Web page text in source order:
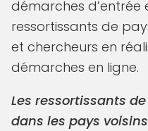
démarches d’entrée
ressortissants de
et chercheurs en
démarches en ligne.
Les ressortissants
dans les pays